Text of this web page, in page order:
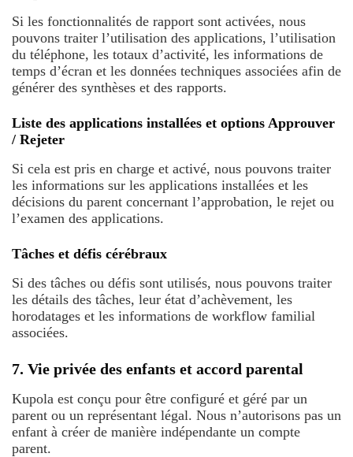
Si les fonctionnalités de rapport sont activées, nous
pouvons traiter l’utilisation des applications, l’utilisation
du téléphone, les totaux d’activité, les informations de
temps d’écran et les données techniques associées afin de
générer des synthèses et des rapports.
Liste des applications installées et options Approuver
/ Rejeter
Si cela est pris en charge et activé, nous pouvons traiter
les informations sur les applications installées et les
décisions du parent concernant l’approbation, le rejet ou
l’examen des applications.
Tâches et défis cérébraux
Si des tâches ou défis sont utilisés, nous pouvons traiter
les détails des tâches, leur état d’achèvement, les
horodatages et les informations de workflow familial
associées.
7. Vie privée des enfants et accord parental
Kupola est conçu pour être configuré et géré par un
parent ou un représentant légal. Nous n’autorisons pas un
enfant à créer de manière indépendante un compte
parent.